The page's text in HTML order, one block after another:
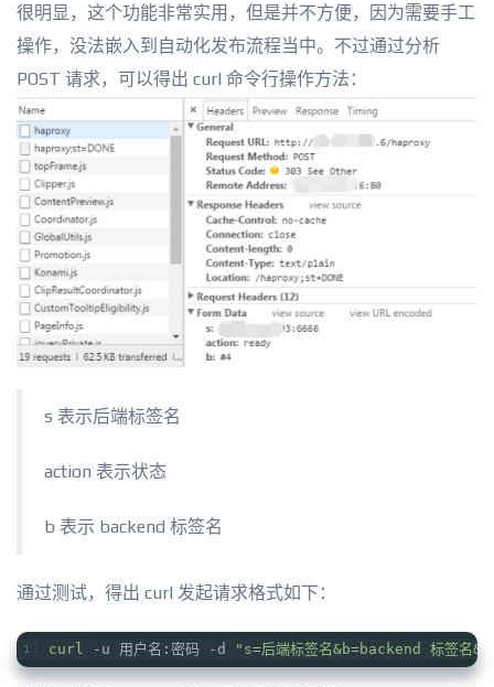
很明显，这个功能非常实用，但是并不方便，因为需要手工
操作，没法嵌入到自动化发布流程当中。不过通过分析
POST 请求，可以得出 curl 命令行操作方法：
s 表示后端标签名
action 表示状态
b 表示 backend 标签名
通过测试，得出 curl 发起请求格式如下：
curl -u 用户名:密码 -d "s=后端标签名&b=backend 标签名